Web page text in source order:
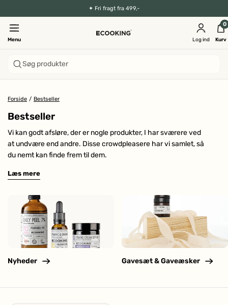
✦ Fri fragt fra 499,-
Menu Log ind
0
Kurv
Søg produkter
Forside / Bestseller
Bestseller
Vi kan godt afsløre, der er nogle produkter, I har sværere ved
at undvære end andre. Disse crowdpleasere har vi samlet, så
du nemt kan finde frem til dem.
Læs mere
Nyheder Gavesæt & Gaveæsker